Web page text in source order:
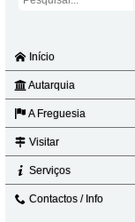
Início
Autarquia
A Freguesia
Visitar
Serviços
Contactos / Info